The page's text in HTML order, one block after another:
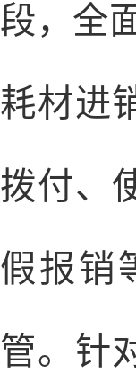
段，全
耗材进
拨付、
假报销
管。针